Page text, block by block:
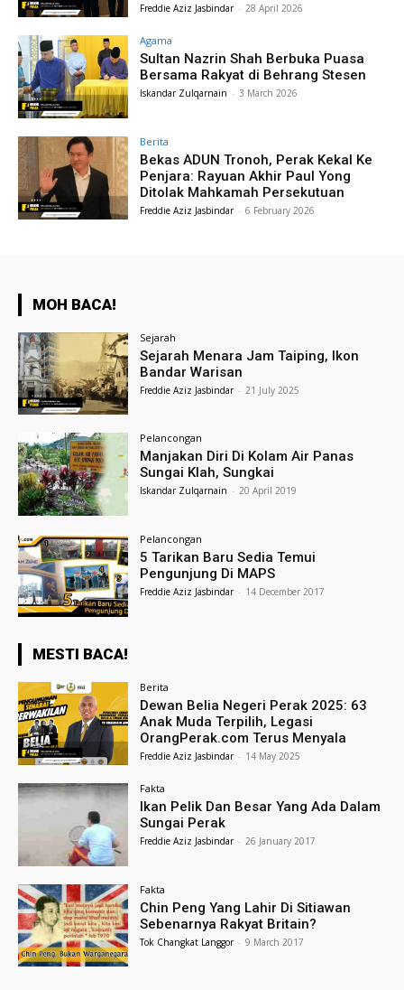
Freddie Aziz Jasbindar - 28 April 2026
Agama
Sultan Nazrin Shah Berbuka Puasa
Bersama Rakyat di Behrang Stesen
Iskandar Zulqarnain - 3 March 2026
Berita
Bekas ADUN Tronoh, Perak Kekal Ke
Penjara: Rayuan Akhir Paul Yong
Ditolak Mahkamah Persekutuan
Freddie Aziz Jasbindar - 6 February 2026
MOH BACA!
Sejarah
Sejarah Menara Jam Taiping, Ikon
Bandar Warisan
Freddie Aziz Jasbindar - 21 July 2025
Pelancongan
Manjakan Diri Di Kolam Air Panas
Sungai Klah, Sungkai
Iskandar Zulqarnain - 20 April 2019
Pelancongan
5 Tarikan Baru Sedia Temui
Pengunjung Di MAPS
Freddie Aziz Jasbindar - 14 December 2017
MESTI BACA!
Berita
Dewan Belia Negeri Perak 2025: 63
Anak Muda Terpilih, Legasi
OrangPerak.com Terus Menyala
Freddie Aziz Jasbindar - 14 May 2025
Fakta
Ikan Pelik Dan Besar Yang Ada Dalam
Sungai Perak
Freddie Aziz Jasbindar - 26 January 2017
Fakta
Chin Peng Yang Lahir Di Sitiawan
Sebenarnya Rakyat Britain?
Tok Changkat Langgor - 9 March 2017